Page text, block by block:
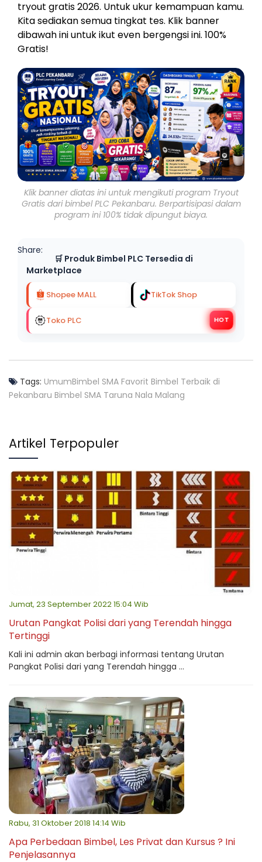
tryout gratis 2026. Untuk ukur kemampuan kamu.
Kita sediakan semua tingkat tes. Klik banner
dibawah ini untuk ikut even bergengsi ini. 100%
Gratis!
Klik banner diatas ini untuk mengikuti program Tryout
Gratis dari bimbel PLC Pekanbaru. Berpartisipasi dalam
program ini 100% tidak dipungut biaya.
Share:
🛒 Produk Bimbel PLC Tersedia di
Marketplace
Shopee MALL TikTok Shop
HOT
Toko PLC
Tags: UmumBimbel SMA Favorit Bimbel Terbaik di
Pekanbaru Bimbel SMA Taruna Nala Malang
Artikel Terpopuler
Jumat, 23 September 2022 15:04 Wib
Urutan Pangkat Polisi dari yang Terendah hingga
Tertinggi
Kali ini admin akan berbagi informasi tentang Urutan
Pangkat Polisi dari yang Terendah hingga ...
Rabu, 31 Oktober 2018 14:14 Wib
Apa Perbedaan Bimbel, Les Privat dan Kursus ? Ini
Penjelasannya